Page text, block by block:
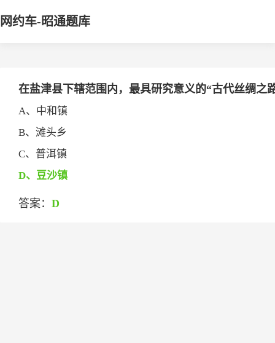
网约车-昭通题库
在盐津县下辖范围内，最具研究意义的“古代丝绸之
A、中和镇
B、滩头乡
C、普洱镇
D、豆沙镇
答案： D